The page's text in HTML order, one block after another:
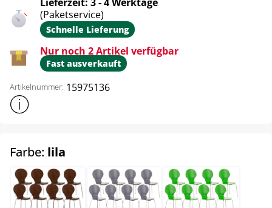
(Paketservice)
Schnelle Lieferung
Nur noch 2 Artikel verfügbar
Fast ausverkauft
Artikelnummer: 15975136
Weitere Produktinformationen anzeigen
Farbe: lila
braun grau grün